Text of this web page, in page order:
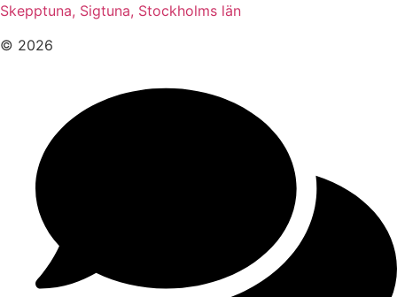
Skepptuna, Sigtuna, Stockholms län
© 2026